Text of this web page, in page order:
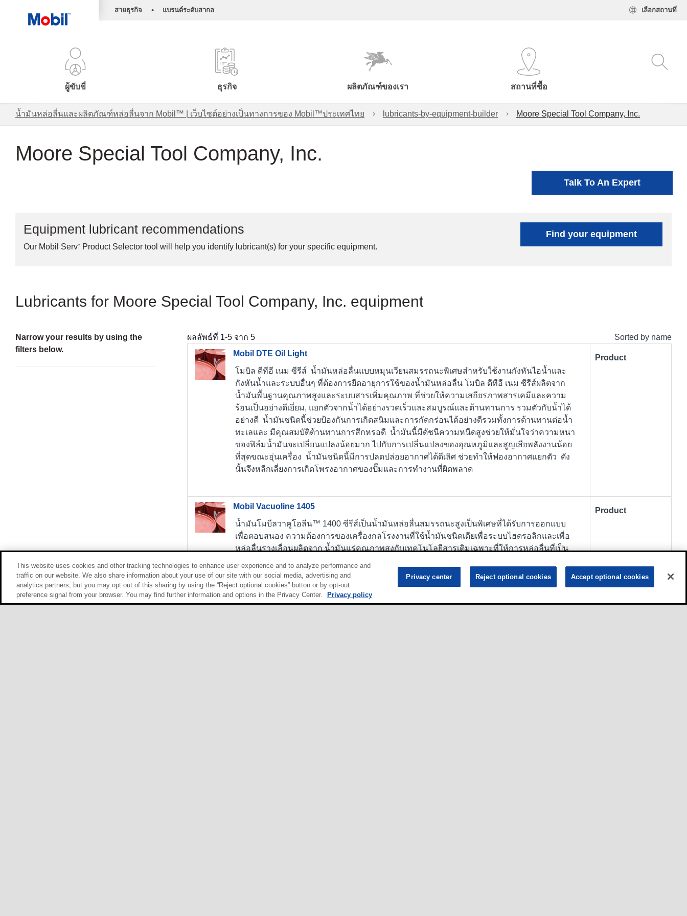
สายธุรกิจ • แบรนด์ระดับสากล เลือกสถานที่
ผู้ขับขี่ ธุรกิจ ผลิตภัณฑ์ของเรา สถานที่ซื้อ
น้ำมันหล่อลื่นและผลิตภัณฑ์หล่อลื่นจาก Mobil™ | เว็บไซต์อย่างเป็นทางการของ Mobil™ประเทศไทย lubricants-by-equipment-builder Moore Special Tool Company, Inc.
Moore Special Tool Company, Inc.
Talk To An Expert
Equipment lubricant recommendations
Our Mobil Serv℠ Product Selector tool will help you identify lubricant(s) for your specific equipment.
Find your equipment
Lubricants for Moore Special Tool Company, Inc. equipment
Narrow your results by using the
filters below.
ผลลัพธ์ที่ 1-5 จาก 5
Sorted by name
Mobil DTE Oil Light
โมบิล ดีทีอี เนม ซีรีส์ น้ำมันหล่อลื่นแบบหมุนเวียนสมรรถนะพิเศษสำหรับใช้งานกังหันไอน้ำและ
กังหันน้ำและระบบอื่นๆ ที่ต้องการยืดอายุการใช้ของน้ำมันหล่อลื่น โมบิล ดีทีอี เนม ซีรีส์ผลิตจาก
น้ำมันพื้นฐานคุณภาพสูงและระบบสารเพิ่มคุณภาพ ที่ช่วยให้ความเสถียรภาพสารเคมีและความ
ร้อนเป็นอย่างดีเยี่ยม, แยกตัวจากน้ำได้อย่างรวดเร็วและสมบูรณ์และต้านทานการ รวมตัวกับน้ำได้
อย่างดี น้ำมันชนิดนี้ช่วยป้องกันการเกิดสนิมและการกัดกร่อนได้อย่างดีรวมทั้งการต้านทานต่อน้ำ
ทะเลและ มีคุณสมบัติต้านทานการสึกหรอดี น้ำมันนี้มีดัชนีความหนืดสูงช่วยให้มั่นใจว่าความหนา
ของฟิล์มน้ำมันจะเปลี่ยนแปลงน้อยมาก ไปกับการเปลี่นแปลงของอุณหภูมิและสูญเสียพลังงานน้อย
ที่สุดขณะอุ่นเครื่อง น้ำมันชนิดนี้มีการปลดปล่อยอากาศได้ดีเลิศ ช่วยทำให้ฟองอากาศแยกตัว ดัง
นั้นจึงหลีกเลี่ยงการเกิดโพรงอากาศของปั๊มและการทำงานที่ผิดพลาด
Product
Mobil Vacuoline 1405
น้ำมันโมบีลวาคูโอลีน™ 1400 ซีรีส์เป็นน้ำมันหล่อลื่นสมรรถนะสูงเป็นพิเศษที่ได้รับการออกแบบ
เพื่อตอบสนอง ความต้องการของเครื่องกลโรงงานที่ใช้น้ำมันชนิดเดียเพื่อระบบไฮดรอลิกและเพื่อ
หล่อลื่นรางเลื่อนผลิตจาก น้ำมันแร่คุณภาพสูงกับเทคโนโลยีสารเติมเฉพาะที่ให้การหล่อลื่นที่เป็น
ระดับสูงต่อการเกิดออกซิเดชั่นและความร้อน จึงเพิ่มอายุใช้งานและรักษาให้ผิวหล่อลื่นสะอาดและ
ปราศจากสิ่งกัดกร่อนหรือเขม่าที่อาจหลุดออกจากผิว ขัดมันที่มีคุณภาพสูงและแม่นยำน้ำมันโมบีล
วาคูโอลีน 1400 ซีรีส์ให้ความสมดุลสูงสุดต่อความต้องการต่างๆ ที่หลากหลาย
Product
This website uses cookies and other tracking technologies to enhance user experience and to analyze performance and
traffic on our website. We also share information about your use of our site with our social media, advertising and
analytics partners, but you may opt out of this sharing by using the “Reject optional cookies” button or by opt-out
preference signal from your browser. You may find further information and options in the Privacy Center.
Privacy policy
Privacy center Reject optional cookies Accept optional cookies